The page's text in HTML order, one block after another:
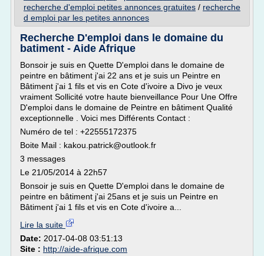
recherche d'emploi petites annonces gratuites / recherche
d emploi par les petites annonces
Recherche D'emploi dans le domaine du
batiment - Aide Afrique
Bonsoir je suis en Quette D'emploi dans le domaine de
peintre en bâtiment j'ai 22 ans et je suis un Peintre en
Bâtiment j'ai 1 fils et vis en Cote d'ivoire a Divo je veux
vraiment Sollicité votre haute bienveillance Pour Une Offre
D'emploi dans le domaine de Peintre en bâtiment Qualité
exceptionnelle . Voici mes Différents Contact :
Numéro de tel : +22555172375
Boite Mail : kakou.patrick@outlook.fr
3 messages
Le 21/05/2014 à 22h57
Bonsoir je suis en Quette D'emploi dans le domaine de
peintre en bâtiment j'ai 25ans et je suis un Peintre en
Bâtiment j'ai 1 fils et vis en Cote d'ivoire a...
Lire la suite
Date: 2017-04-08 03:51:13
Site : http://aide-afrique.com